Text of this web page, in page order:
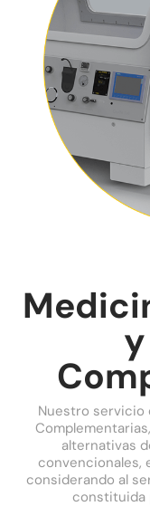
Nuestro servicio
alternativas
convencionales,
considerando al
constituida